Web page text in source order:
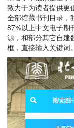
致力于为读者提供更
全部馆藏书刊目录，
87%以上中文电子期
源，和部分其它自建
框，直接输入关键词。